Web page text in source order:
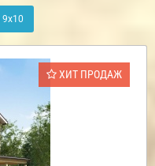
ХИТ ПРОДАЖ